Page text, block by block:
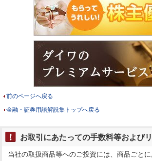
前のページへ戻る
金融・証券用語解説集トップへ戻る
お取引にあたっての手数料等および
当社の取扱商品等へのご投資には、商品ごと